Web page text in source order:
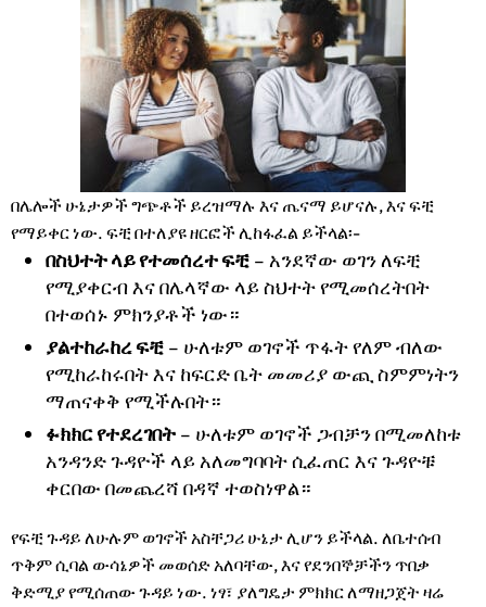
በሌሎች ሁኔታዎች ግጭቶች ይረዝማሉ እና ጤናማ ይሆናሉ, እና ፍቺ
የማይቀር ነው. ፍቺ በተለያዩ ዘርፎች ሊከፋፈል ይችላል፡-
በስህተት ላይ የተመሰረተ ፍቺ – አንደኛው ወገን ለፍቺ
የሚያቀርብ እና በሌላኛው ላይ ስህተት የሚመሰረትበት
በተወሰኑ ምክንያቶች ነው።
ያልተከራከረ ፍቺ – ሁለቱም ወገኖች ጥፋት የለም ብለው
የሚከራከሩበት እና ከፍርድ ቤት መመሪያ ውጪ ስምምነትን
ማጠናቀቅ የሚችሉበት።
ፉክክር የተደረገበት – ሁለቱም ወገኖች ጋብቻን በሚመለከቱ
አንዳንድ ጉዳዮች ላይ አለመግባባት ሲፈጠር እና ጉዳዮቹ
ቀርበው በመጨረሻ በዳኛ ተወስነዋል።
የፍቺ ጉዳይ ለሁሉም ወገኖች አስቸጋሪ ሁኔታ ሊሆን ይችላል. ለቤተሰብ
ጥቅም ሲባል ውሳኔዎች መወሰድ አለባቸው, እና የደንበኞቻችን ጥበቃ
ቅድሚያ የሚሰጠው ጉዳይ ነው. ነፃ፣ ያለግዴታ ምክክር ለማዘጋጀት ዛሬ